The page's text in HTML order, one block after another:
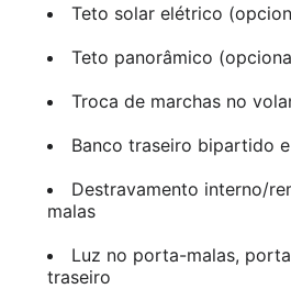
Teto solar elétrico
Teto panorâmico
Troca de marchas no
Banco traseiro bipartido
Destravamento interno/
malas
Luz no porta-malas,
traseiro